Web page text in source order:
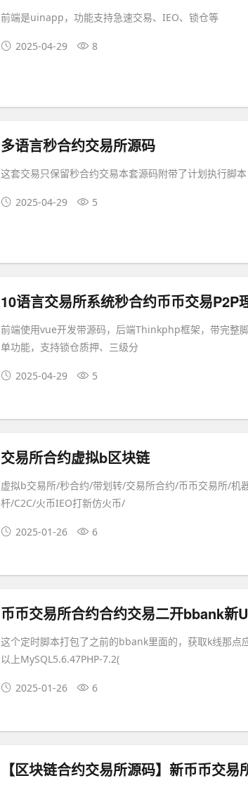
前端是uinapp，功能支持急速交易、IEO、锁仓等
2025-04-29 8
多语言秒合约交易所源码
这套交易只保留秒合约交易本套源码附带了计划执行脚本
2025-04-29 5
10语言交易所系统秒合约币币交易P2P
前端使用vue开发带源码，后端Thinkphp框架，带完整
单功能，支持锁仓质押、三级分
2025-04-29 5
交易所合约虚拟b区块链
虚拟b交易所/秒合约/带划转/交易所合约/币币交易所/机
杆/C2C/火币IEO打新仿火币/
2025-01-26 6
币币交易所合约合约交易二开bbank新
这个定时脚本打包了之前的bbank里面的，获取k线那
以上MySQL5.6.47PHP-7.2(
2025-01-26 6